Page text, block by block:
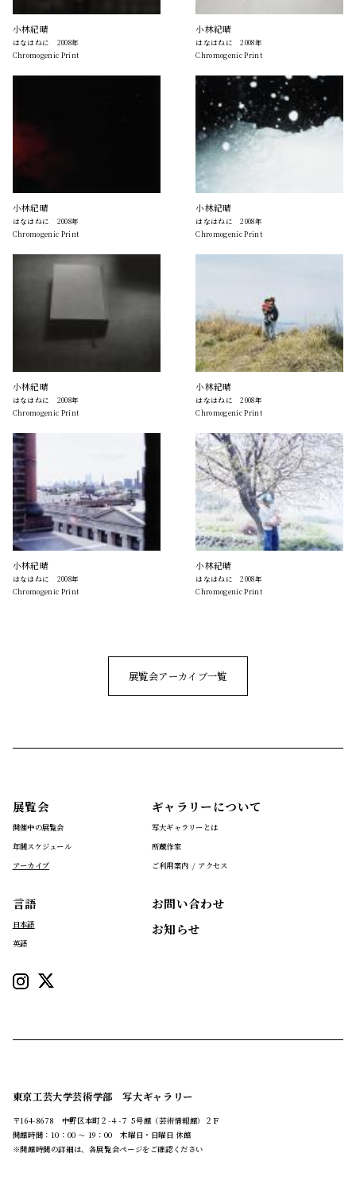
小林紀晴
はなはねに 2008年
Chromogenic Print
小林紀晴
はなはねに 2008年
Chromogenic Print
小林紀晴
はなはねに 2008年
Chromogenic Print
小林紀晴
はなはねに 2008年
Chromogenic Print
小林紀晴
はなはねに 2008年
Chromogenic Print
小林紀晴
はなはねに 2008年
Chromogenic Print
小林紀晴
はなはねに 2008年
Chromogenic Print
小林紀晴
はなはねに 2008年
Chromogenic Print
展覧会アーカイブ一覧
展覧会
開催中の展覧会
年間スケジュール
アーカイブ
言語
日本語
英語
ギャラリーについて
写大ギャラリーとは
所蔵作家
ご利用案内 / アクセス
お問い合わせ
お知らせ
東京工芸大学芸術学部 写大ギャラリー
〒164-8678 中野区本町２-４-７ 5号館（芸術情報館）２Ｆ
開館時間：10：00 ～ 19：00 木曜日・日曜日 休館
※開館時間の詳細は、各展覧会ページをご確認ください